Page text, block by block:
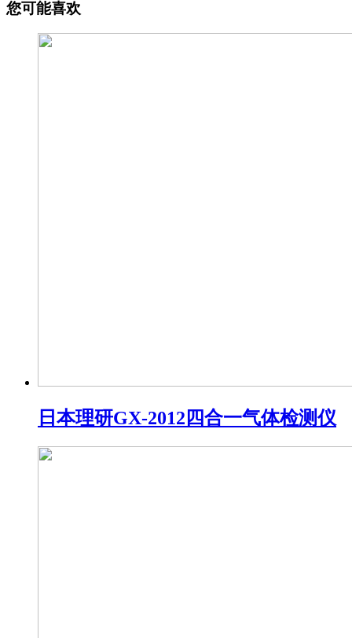
您可能喜欢
日本理研GX-2012四合一气体检测仪